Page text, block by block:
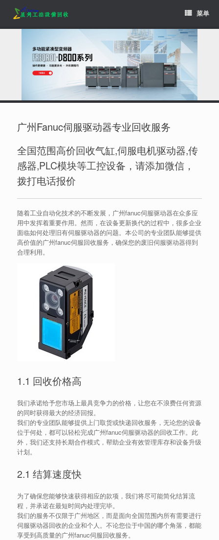
content
菜单
广州Fanuc伺服驱动器专业回收服务
全国范围高价回收气缸,伺服电机驱动器,传
感器,PLC模块等工控设备，请添加微信，
拨打电话报价
随着工业自动化技术的不断发展，广州fanuc伺服驱动器在众多应
用中发挥着重要作用。然而，在设备更新换代的过程中，很多企业
面临如何处理旧有伺服驱动器的问题。本公司的专业团队能够提供
高价值的广州fanuc伺服回收服务，确保您的废旧伺服驱动器得到
合理利用。
1.1 回收价格高
我们承诺给予您市场上最具竞争力的价格，让您在不浪费任何资源
的同时获得最大的经济回报。
我们的专业团队能够提供上门取货或快递回收服务，无论您的设备
位于何处，都可以轻松完成广州fanuc伺服驱动器的回收工作。此
外，我们还支持长期合作模式，帮助企业有效管理库存和设备升级
计划。
2.1 结算速度快
为了确保您能够快速获得相应的款项，我们将尽可能简化结算流
程，并承诺在最短时间内处理完毕。
我们的服务不仅限于广州地区，而是面向全国范围内所有需要进行
伺服驱动器回收的企业和个人。不论您位于中国的哪个角落，都能
享受到高质量的广州fanuc伺服回收服务。